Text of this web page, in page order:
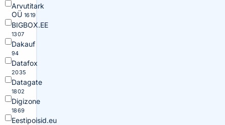
Arvutitark
OÜ 1619
BIGBOX.EE
1307
Dakauf
94
Datafox
2035
Datagate
1802
Digizone
1869
Eestipoisid.eu